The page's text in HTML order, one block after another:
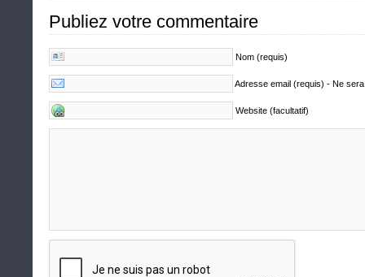
Publiez votre commentaire
Nom (requis)
Adresse email (requis) - Ne
Website (facultatif)